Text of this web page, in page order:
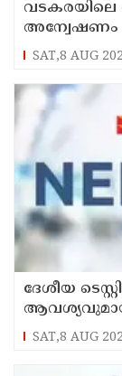
വടകരയിലെ
അന്വേഷണം
SAT,8 AUG
ദേശീയ
SAT,8 AUG